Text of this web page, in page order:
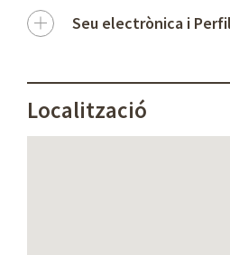
Seu electrònica i
Localització